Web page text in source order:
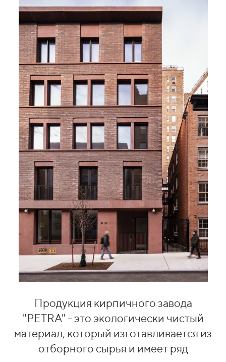
Продукция кирпичного завода
"PETRA" - это экологически чистый
материал, который изготавливается из
отборного сырья и имеет ряд